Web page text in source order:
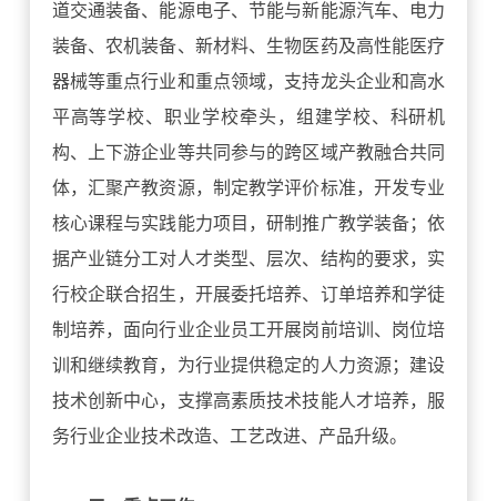
道交通装备、能源电子、节能与新能源汽车、电力
装备、农机装备、新材料、生物医药及高性能医疗
器械等重点行业和重点领域，支持龙头企业和高水
平高等学校、职业学校牵头，组建学校、科研机
构、上下游企业等共同参与的跨区域产教融合共同
体，汇聚产教资源，制定教学评价标准，开发专业
核心课程与实践能力项目，研制推广教学装备；依
据产业链分工对人才类型、层次、结构的要求，实
行校企联合招生，开展委托培养、订单培养和学徒
制培养，面向行业企业员工开展岗前培训、岗位培
训和继续教育，为行业提供稳定的人力资源；建设
技术创新中心，支撑高素质技术技能人才培养，服
务行业企业技术改造、工艺改进、产品升级。